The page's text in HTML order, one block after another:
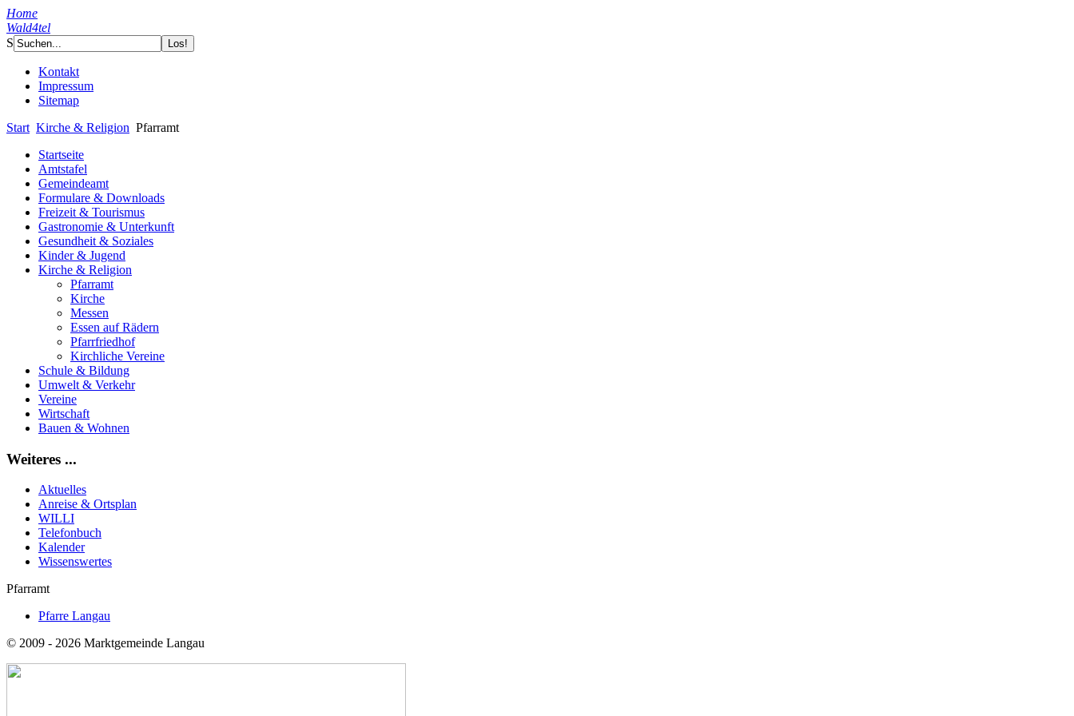
Home
Wald4tel
S
Kontakt
Impressum
Sitemap
Start Kirche & Religion Pfarramt
Startseite
Amtstafel
Gemeindeamt
Formulare & Downloads
Freizeit & Tourismus
Gastronomie & Unterkunft
Gesundheit & Soziales
Kinder & Jugend
Kirche & Religion
Pfarramt
Kirche
Messen
Essen auf Rädern
Pfarrfriedhof
Kirchliche Vereine
Schule & Bildung
Umwelt & Verkehr
Vereine
Wirtschaft
Bauen & Wohnen
Weiteres ...
Aktuelles
Anreise & Ortsplan
WILLI
Telefonbuch
Kalender
Wissenswertes
Pfarramt
Pfarre Langau
© 2009 - 2026 Marktgemeinde Langau